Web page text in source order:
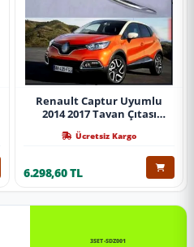
Renault Captur Uyumlu
2014 2017 Tavan Çıtası
Ücretsiz Kargo
6.298,60 TL
3SET-SDZ001